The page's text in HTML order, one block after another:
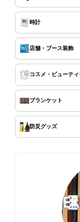
時計
店舗・ブース装飾
コスメ・ビューティ
ブランケット
防災グッズ